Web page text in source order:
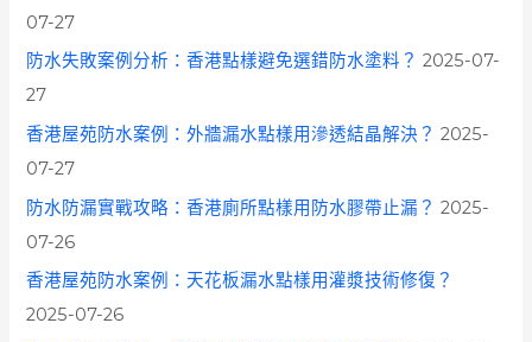
07-27
防水失敗案例分析：香港點樣避免選錯防水塗料？ 2025-07-
27
香港屋苑防水案例：外牆漏水點樣用滲透結晶解決？ 2025-
07-27
防水防漏實戰攻略：香港廁所點樣用防水膠帶止漏？ 2025-
07-26
香港屋苑防水案例：天花板漏水點樣用灌漿技術修復？
2025-07-26